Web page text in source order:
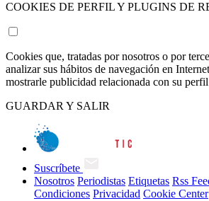
COOKIES DE PERFIL Y PLUGINS DE
Cookies que, tratadas por nosotros o por
analizar sus hábitos de navegación en
mostrarle publicidad relacionada con su
GUARDAR Y SALIR
Suscríbete
Nosotros Periodistas Etiquetas Rss
Condiciones Privacidad Cookie Center